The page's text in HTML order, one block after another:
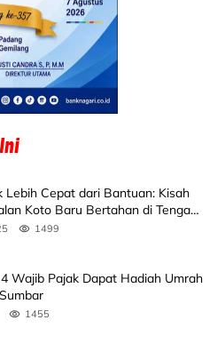
Lebih Cepat dari Bantuan: Kisah
Koto Baru Bertahan di Tengah
1499
Wajib Pajak Dapat Hadiah Umrah
1455